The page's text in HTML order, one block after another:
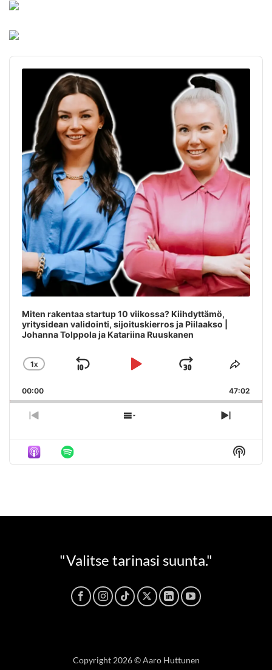
Audio
Player
Miten rakentaa startup 10 viikossa? Kiihdyttämö,
yritysidean validointi, sijoituskierros ja Piilaakso |
Johanna Tolppola ja Katariina Ruuskanen
CHANGE
RATE
1X
SKIP
PLAY JUMP
00:00 47:02
PREVIOUS
SHOW
LIST
NEXT
Show
"Valitse tarinasi suunta."
Copyright 2026 © Aaro Huttunen